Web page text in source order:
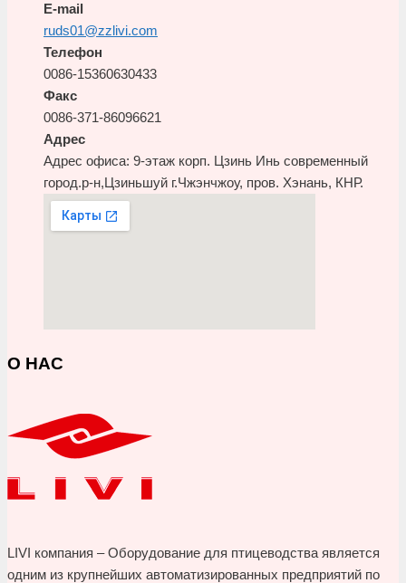
E-mail
ruds01@zzlivi.com
Телефон
0086-15360630433
Факс
0086-371-86096621
Адрес
Адрес офиса: 9-этаж корп. Цзинь Инь современный
город.р-н,Цзиньшуй г.Чжэнчжоу, пров. Хэнань, КНР.
О НАС
LIVI компания – Оборудование для птицеводства является
одним из крупнейших автоматизированных предприятий по